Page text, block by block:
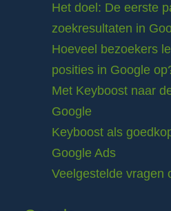
Het doel: De eerste
zoekresultaten in
Hoeveel bezoekers
posities in Google
Met Keyboost naar
Google
Keyboost als
Google Ads
Veelgestelde vragen